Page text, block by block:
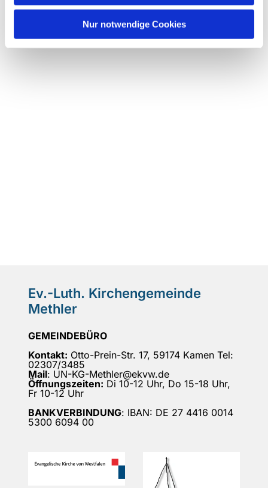
Nur notwendige Cookies
Ev.-Luth. Kirchengemeinde
Methler
GEMEINDEBÜRO
Kontakt: Otto-Prein-Str. 17, 59174 Kamen Tel:
02307/3485
Mail: UN-KG-Methler@ekvw.de
Öffnungszeiten: Di 10-12 Uhr, Do 15-18 Uhr,
Fr 10-12 Uhr
BANKVERBINDUNG: IBAN: DE 27 4416 0014
5300 6094 00